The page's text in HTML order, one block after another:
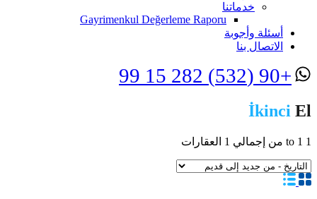
خدماتنا
Gayrimenkul Değerleme Raporu
أسئلة وأجوبة
الاتصال بنا
+90 (532) 282 15 99
İkinci El
1
to 1 من إجمالي 1 العقارات